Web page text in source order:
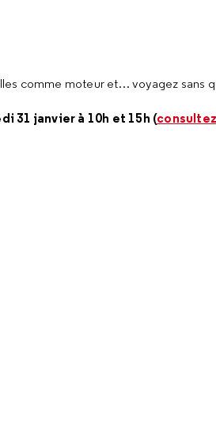
comme moteur et… voyagez sans
31 janvier à 10h et 15h (